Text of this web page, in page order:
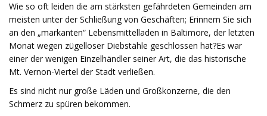
Wie so oft leiden die am stärksten gefährdeten Gemeinden am
meisten unter der Schließung von Geschäften; Erinnern Sie sich
an den „markanten“ Lebensmittelladen in Baltimore, der letzten
Monat wegen zügelloser Diebstähle geschlossen hat?Es war
einer der wenigen Einzelhändler seiner Art, die das historische
Mt. Vernon-Viertel der Stadt verließen.
Es sind nicht nur große Läden und Großkonzerne, die den
Schmerz zu spüren bekommen.